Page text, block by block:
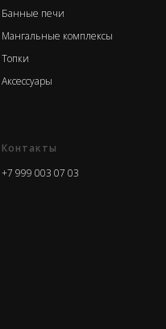
Банные печи
Мангальные комплексы
Топки
Аксессуары
Контакты
+7 999 003 07 03